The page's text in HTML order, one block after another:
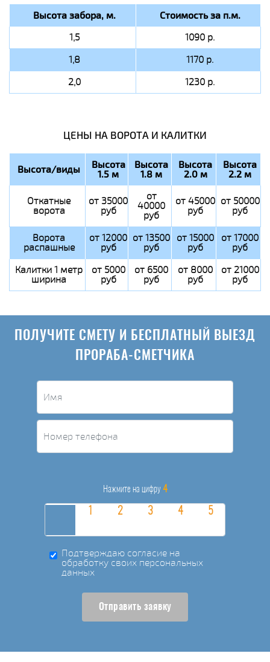
Высота забора, м. Стоимость за п.м.
1,5
1090 р.
1,8
1170 р.
2,0
1230 р.
ЦЕНЫ НА ВОРОТА И КАЛИТКИ
Высота/виды Высота
1.5 м
Высота
1.8 м
Высота
2.0 м
Высота
2.2 м
Откатные
ворота
от 35000
руб
от
40000
руб
от 45000
руб
от 50000
руб
Ворота
распашные
от 12000
руб
от 13500
руб
от 15000
руб
от 17000
руб
Калитки 1 метр
ширина
от 5000
руб
от 6500
руб
от 8000
руб
от 21000
руб
ПОЛУЧИТЕ СМЕТУ И БЕСПЛАТНЫЙ ВЫЕЗД
ПРОРАБА-СМЕТЧИКА
Нажмите на цифру 4
Подтверждаю согласие на
обработку своих персональных
данных
Отправить заявку